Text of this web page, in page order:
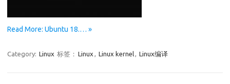
Read More: Ubuntu 18.… »
Category: Linux 标签： Linux , Linux kernel, Linux编译